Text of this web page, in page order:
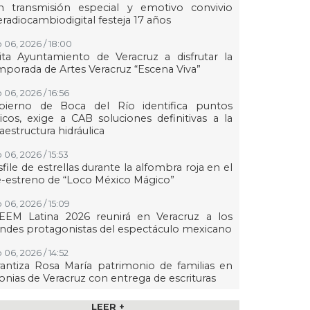
transmisión especial y emotivo convivio
festeja 17 años
06, 2026 / 18:00
Ayuntamiento de Veracruz a disfrutar la
de Artes Veracruz “Escena Viva”
06, 2026 / 16:56
de Boca del Río identifica puntos
exige a CAB soluciones definitivas a la
hidráulica
06, 2026 / 15:53
de estrellas durante la alfombra roja en el
estreno de “Loco México Mágico”
06, 2026 / 15:09
Latina 2026 reunirá en Veracruz a los
protagonistas del espectáculo mexicano
06, 2026 / 14:52
Rosa María patrimonio de familias en
de Veracruz con entrega de escrituras
06, 2026 / 14:45 LEER +